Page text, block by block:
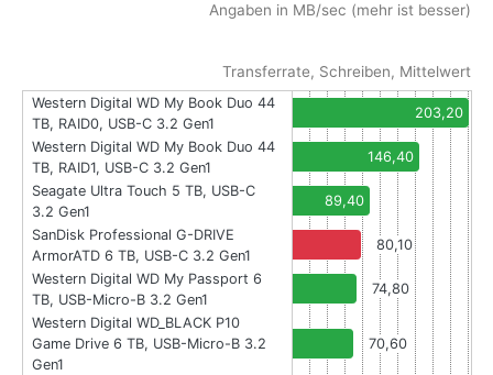
Angaben in MB/sec (mehr ist besser)
Transferrate, Schreiben, Mittelwert
Western Digital WD My Book Duo 44
TB, RAID0, USB-C 3.2 Gen1
203,20
Western Digital WD My Book Duo 44
TB, RAID1, USB-C 3.2 Gen1
146,40
Seagate Ultra Touch 5 TB, USB-C
3.2 Gen1
89,40
SanDisk Professional G-DRIVE
ArmorATD 6 TB, USB-C 3.2 Gen1
80,10
Western Digital WD My Passport 6
TB, USB-Micro-B 3.2 Gen1
74,80
Western Digital WD_BLACK P10
Game Drive 6 TB, USB-Micro-B 3.2
Gen1
70,60